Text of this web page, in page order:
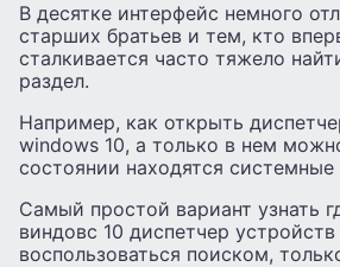
В десятке интерфейс немного
старших братьев и тем, кто
сталкивается часто тяжело
раздел.
Например, как открыть
windows 10, а только в нем
состоянии находятся
Самый простой вариант узнать
виндовс 10 диспетчер устройств
воспользоваться поиском,